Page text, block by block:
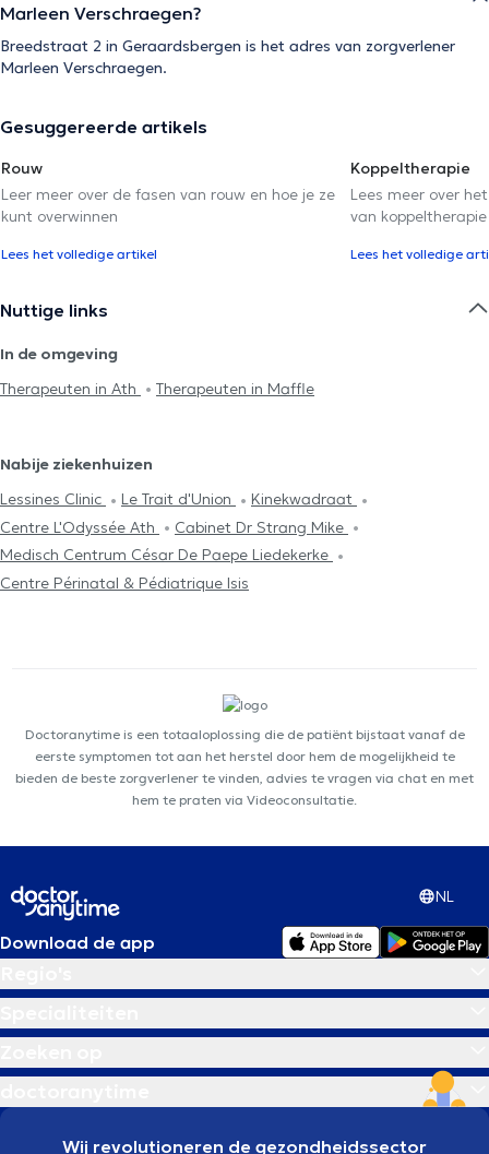
Marleen Verschraegen?
Breedstraat 2 in Geraardsbergen is het adres van zorgverlener
Marleen Verschraegen.
Gesuggereerde artikels
Rouw
Leer meer over de fasen van rouw en hoe je ze
kunt overwinnen
Lees het volledige artikel
Koppeltherapie
Lees meer over
van koppeltherapie
Lees het volledige
Nuttige links
In de omgeving
Therapeuten in Ath
Therapeuten in Maffle
Nabije ziekenhuizen
Lessines Clinic
Le Trait d'Union
Kinekwadraat
Centre L'Odyssée Ath
Cabinet Dr Strang Mike
Medisch Centrum César De Paepe Liedekerke
Centre Périnatal & Pédiatrique Isis
Doctoranytime is een totaaloplossing die de patiënt bijstaat vanaf de
eerste symptomen tot aan het herstel door hem de mogelijkheid te
bieden de beste zorgverlener te vinden, advies te vragen via chat en met
hem te praten via Videoconsultatie.
NL
Download de app
Wij revolutioneren de gezondheidssector